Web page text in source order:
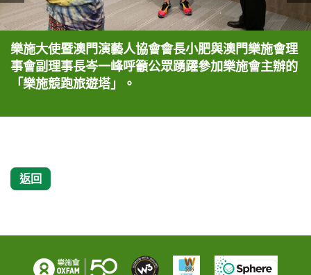
樂施大使暨澳門演藝人協會會長小肥與澳門樂施會理
事會副理事長岑一峰呼籲公眾踴躍參加樂施會主辦的
「樂施競跑旅遊塔」。
澳門及香港的演藝人，包括樂施大使暨澳門演藝人協
會會長徐智勇（小肥）、ViuTV藝人陳安立、TVB藝
人林希靈早前拍攝「樂施競跑旅遊塔」的呼籲片。
ViuTV藝人陳安立第三度參與「跑塔」，並拍攝呼籲
短片。
TVB藝人林希靈首次參與「樂施競跑旅遊塔」。
返回